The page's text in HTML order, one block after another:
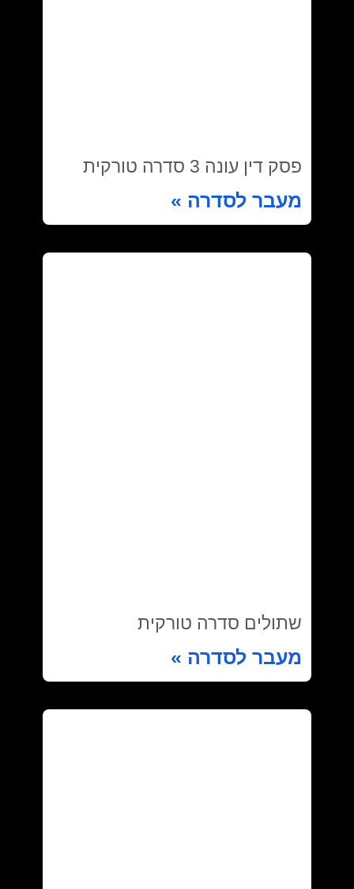
פסק דין עונה 3 סדרה טורקית
מעבר לסדרה »
שתולים סדרה טורקית
מעבר לסדרה »